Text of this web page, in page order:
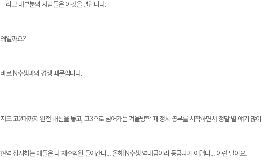
그리고 대부분의 사람들은 이것을 말립니다.
왜일까요?
바로 N수생과의 경쟁 때문입니다.
저도 고2때까지 완전 내신을 놓고, 고3으로 넘어가는 겨울방학 때 정시 공부를 시작하면서 정말 별 얘기 많
현역 정시하는 애들은 다 재수학원 들어간다... 올해 N수생 역대급이라 등급따기 어렵다... 이런 말이요.